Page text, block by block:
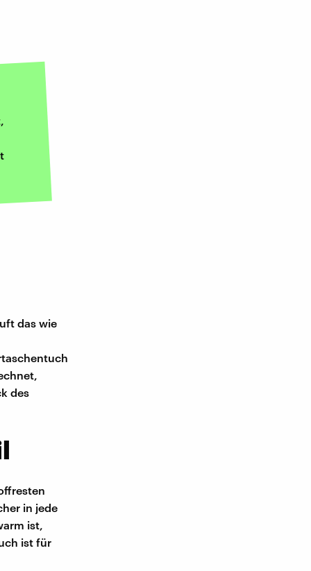
das wie
des
in jede
ist,
ist für